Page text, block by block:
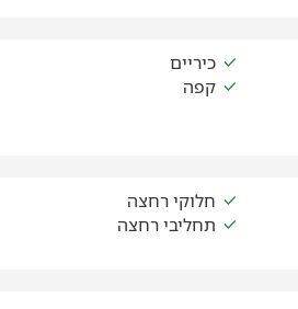
כיריים
קפה
חלוקי רחצה
תחליבי רחצה